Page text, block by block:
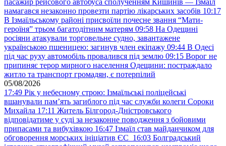
пасажир рейсового автобуса сполученням Кишинів — Ізмаїл
намагався незаконно провезти партію лікарських засобів 10:17
В Ізмаїльському районі присвоїли почесне звання “Мати-
героїня” трьом багатодітним матерям 09:58 На Одещині
росіяни атакували торговельне судно, завантажене
українською пшеницею: загинув член екіпажу 09:44 В Одесі
під час руху автомобіль провалився під землю 09:15 Ворог не
припиняє терор мирного населення Одещини: постраждало
житло та транспорт громадян, є потерпілий
05/08/2026
17:49 Рік у небесному строю: Ізмаїльські поліцейські
вшанували пам’ять загиблого під час служби колеги Сороки
Михайла 17:11 Житель Білгород-Дністровського
відповідатиме у суді за незаконне поводження з бойовими
припасами та вибухівкою 16:47 Ізмаїл став майданчиком для
обговорення морських ініціатив ЄС 16:03 Болградський